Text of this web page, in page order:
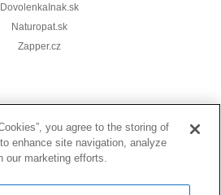
DovolenkaInak.sk
Naturopat.sk
Zapper.cz
you agree to the storing of
enhance site navigation, analyze
our marketing efforts.